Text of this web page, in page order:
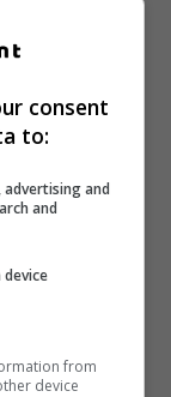
consent
to:
and
and
from
device